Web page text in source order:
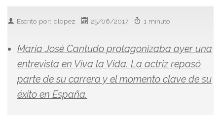
Escrito por: dlopez 25/06/2017 1 minuto
María José Cantudo protagonizaba ayer una
entrevista en Viva la Vida. La actriz repasó
parte de su carrera y el momento clave de su
éxito en España.